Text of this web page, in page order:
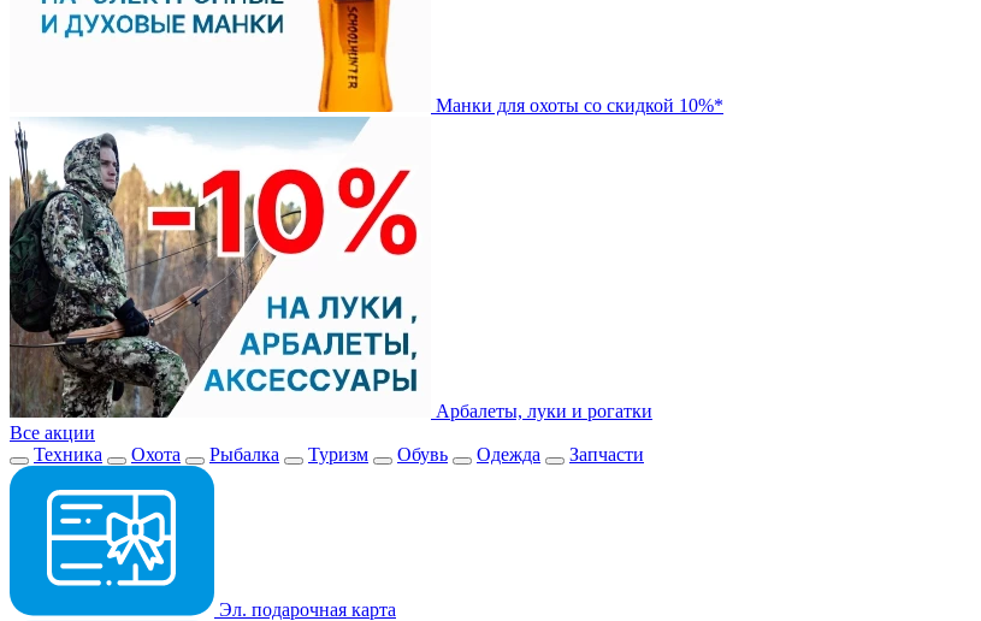
Манки для охоты со скидкой 10%*
Арбалеты, луки и рогатки
Все акции
Техника
Охота Рыбалка Туризм Обувь Одежда Запчасти
Эл. подарочная карта